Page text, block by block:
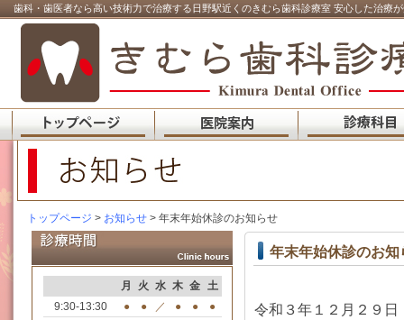
歯科・歯医者なら高い技術力で治療する日野駅近くのきむら歯科診療室 安心した治療
トップページ > お知らせ > 年末年始休診のお知らせ
月 火 水 木 金 土
9:30-13:30
● ● ／ ● ●
●
年末年始休診のお知
令和３年１２月２９